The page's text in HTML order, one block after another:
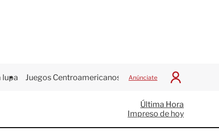
lupa Juegos Centroamericanos Anúnciate
I
c
i
a
Última Hora
Impreso de hoy